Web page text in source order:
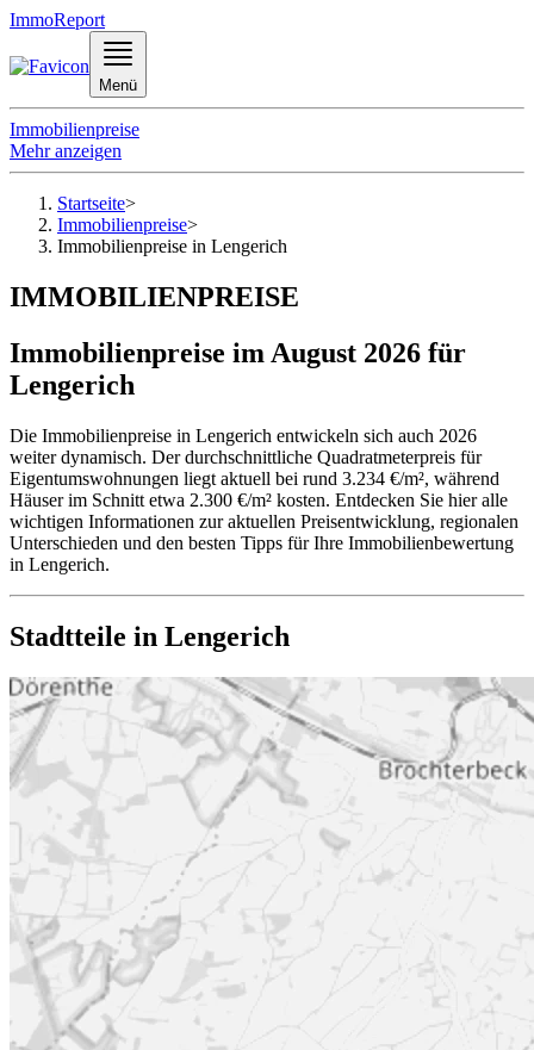
ImmoReport
Menü
Immobilienpreise
Mehr anzeigen
Startseite>
Immobilienpreise>
Immobilienpreise in Lengerich
IMMOBILIENPREISE
Immobilienpreise im August 2026 für
Lengerich
Die Immobilienpreise in Lengerich entwickeln sich auch 2026
weiter dynamisch. Der durchschnittliche Quadratmeterpreis für
Eigentumswohnungen liegt aktuell bei rund 3.234 €/m², während
Häuser im Schnitt etwa 2.300 €/m² kosten. Entdecken Sie hier alle
wichtigen Informationen zur aktuellen Preisentwicklung, regionalen
Unterschieden und den besten Tipps für Ihre Immobilienbewertung
in Lengerich.
Stadtteile in Lengerich